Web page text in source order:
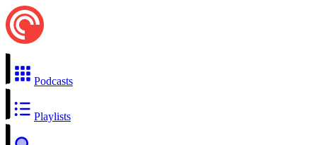
Podcasts
Playlists